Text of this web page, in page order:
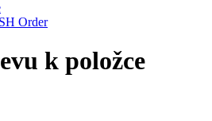
Order
k položce